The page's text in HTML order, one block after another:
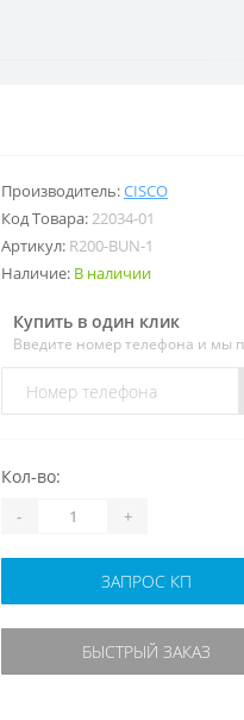
Производитель:CISCO
Код Товара:22034-01
Артикул: R200-BUN-1
Наличие: В наличии
Купить в один клик
Введите номер телефона и мы
Кол-во:
- +
ЗАПРОС КП
БЫСТРЫЙ ЗАКАЗ